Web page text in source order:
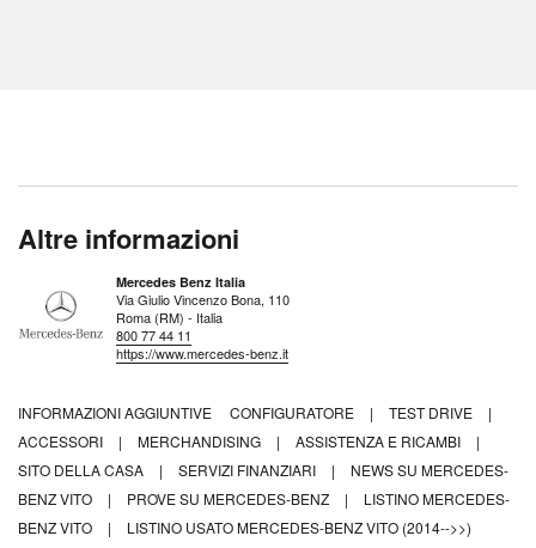
Altre informazioni
Mercedes Benz Italia
Via Giulio Vincenzo Bona, 110
Roma (RM) - Italia
800 77 44 11
https://www.mercedes-benz.it
INFORMAZIONI AGGIUNTIVE CONFIGURATORE | TEST DRIVE
|
ACCESSORI
| MERCHANDISING | ASSISTENZA E RICAMBI
|
SITO DELLA CASA
| SERVIZI FINANZIARI |
NEWS SU MERCEDES-
BENZ VITO
| PROVE SU MERCEDES-BENZ |
LISTINO MERCEDES-
BENZ VITO
| LISTINO USATO MERCEDES-BENZ VITO (2014-->>)